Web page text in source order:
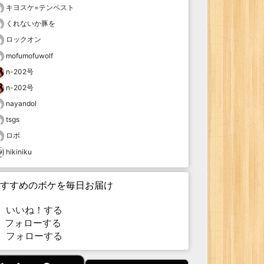
キヨスケ=テンペスト
くれないか豚を
ロックオン
mofumofuwolf
n-202号
n-202号
nayandol
tsgs
ロボ
hikiniku
すめのボケを毎日お届け
いいね！する
ォローする
フォローする